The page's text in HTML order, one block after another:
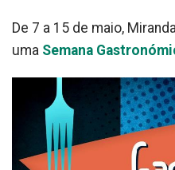
De 7 a 15 de maio,
uma Semana